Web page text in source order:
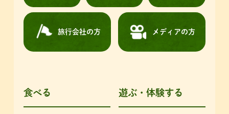
旅行会社の方 メディアの方
食べる 遊ぶ・体験する